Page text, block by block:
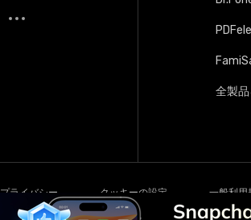
全製
プライバシー クッキーの設定 一般利用
Wondershare. All rights reserved.